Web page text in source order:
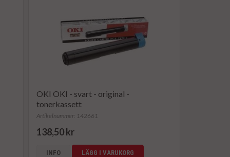
OKI OKI - svart - original -
tonerkassett
Artikelnummer: 142661
138,50 kr
INFO LÄGG I VARUKORG